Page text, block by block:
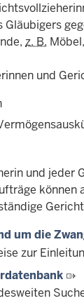
Gläubigers
z. B.
und
und jeder
können
um die
zur